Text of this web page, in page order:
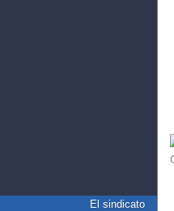
El sindicato